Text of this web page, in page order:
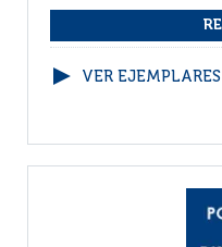
VER EJEMPLARES